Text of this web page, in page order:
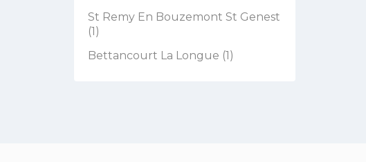
St Remy En Bouzemont St Genest
(1)
Bettancourt La Longue (1)